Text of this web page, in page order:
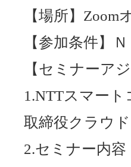
【場所】Zoom
【参加条件】
【セミナーア
1.NTTスマー
取締役クラウ
2.セミナー内容